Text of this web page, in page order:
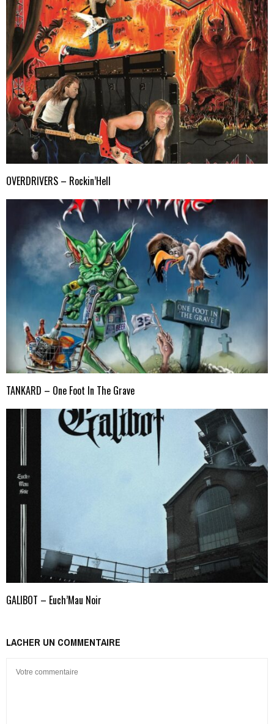
OVERDRIVERS – Rockin’Hell
TANKARD – One Foot In The Grave
GALIBOT – Euch’Mau Noir
LACHER UN COMMENTAIRE